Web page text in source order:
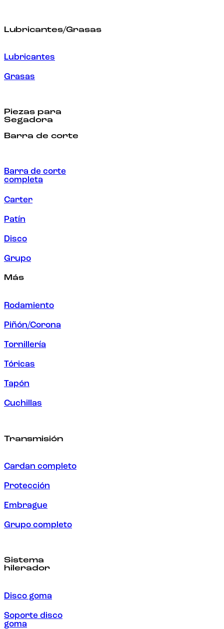
Lubricantes/Grasas
Lubricantes
Grasas
Piezas para
Segadora
Barra de corte
Barra de corte
completa
Carter
Patín
Disco
Grupo
Más
Rodamiento
Piñón/Corona
Tornillería
Tóricas
Tapón
Cuchillas
Transmisión
Cardan completo
Protección
Embrague
Grupo completo
Sistema
hilerador
Disco goma
Soporte disco
goma